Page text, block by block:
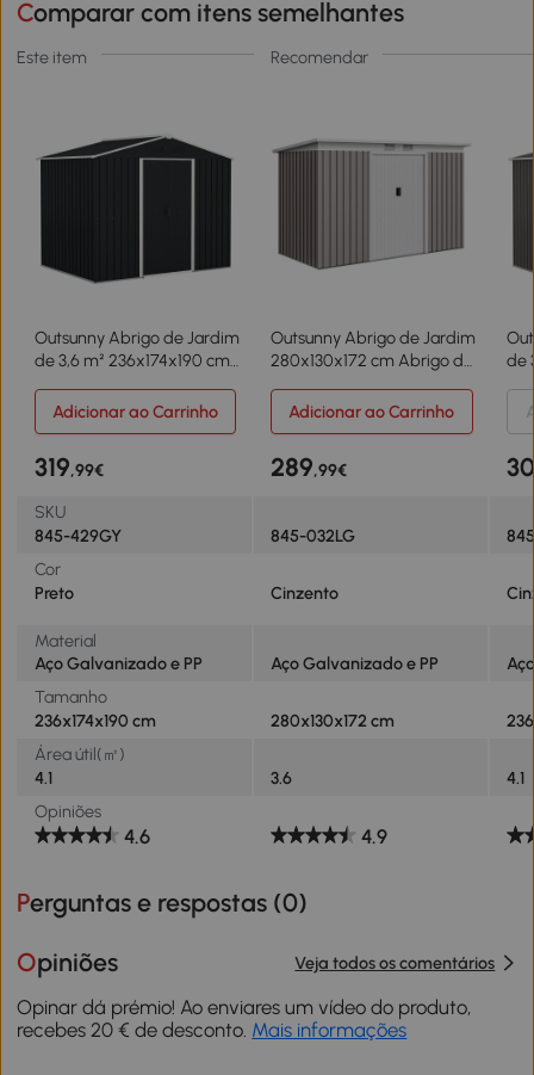
Comparar com itens semelhantes
Este item Recomendar
Outsunny Abrigo de Jardim
de 3,6 m² 236x174x190 cm
Ferramentas com Portas
de Correr e 4 Janelas de
Outsunny Abrigo de Jardim
280x130x172 cm Abrigo de
Galvanizado com Porta
Corredeira e Ventilações
de
de
Adicionar ao Carrinho Adicionar ao Carrinho
319,99€ 289,99€
SKU
845-429GY
845-032LG
Cor
Preto
Cinzento
Material
Aço Galvanizado e PP
Aço Galvanizado e PP
Tamanho
236x174x190 cm
280x130x172 cm
Área útil(㎡)
4.1
3.6
4.1
Opiniões
4.6 4.9
Perguntas e respostas (0)
Opiniões Veja todos os comentários
Opinar dá prémio! Ao enviares um vídeo do produto,
recebes 20 € de desconto. Mais informações